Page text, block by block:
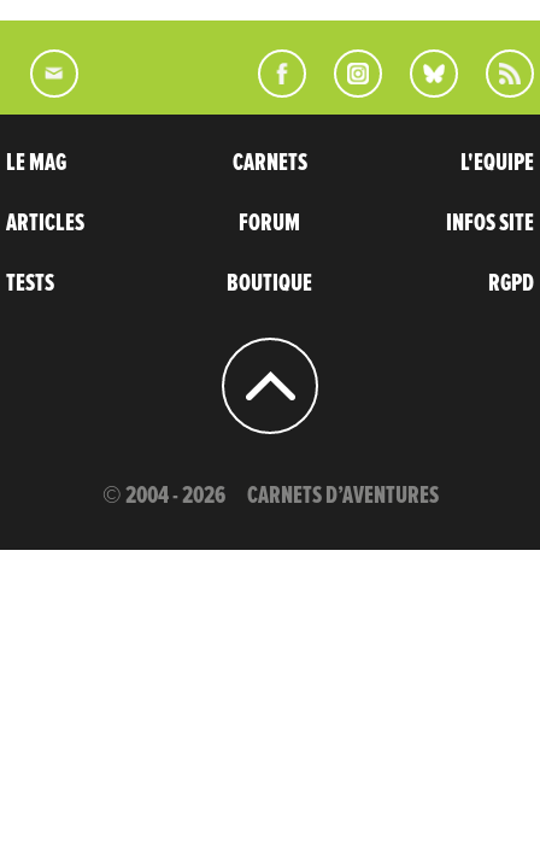
LE MAG
ARTICLES
TESTS
CARNETS
FORUM
BOUTIQUE
L'EQUIPE
INFOS SITE
RGPD
© 2004 - 2026 CARNETS D’AVENTURES